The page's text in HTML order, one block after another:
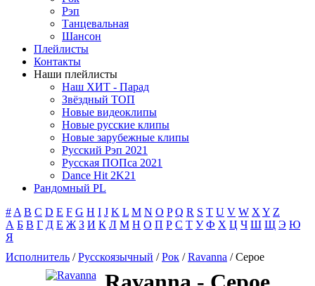
Рэп
Танцевальная
Шансон
Плейлисты
Контакты
Наши плейлисты
Наш ХИТ - Парад
Звёздный ТОП
Новые видеоклипы
Новые русские клипы
Новые зарубежные клипы
Русский Рэп 2021
Русская ПОПса 2021
Dance Hit 2K21
Рандомный PL
# A B C D E F G H I J K L M N O P Q R S T U V W X Y Z
А Б В Г Д Е Ж З И К Л М Н О П Р С Т У Ф Х Ц Ч Ш Щ Э Ю
Я
Исполнитель /Русскоязычный /Рок /Ravanna / Серое